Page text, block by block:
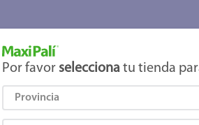
Por favor selecciona tu tienda
Provincia